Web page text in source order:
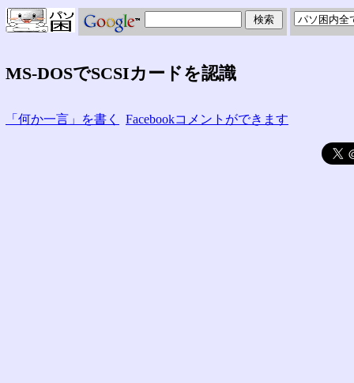
MS-DOSでSCSIカードを認識
「何か一言」を書く Facebookコメントができます